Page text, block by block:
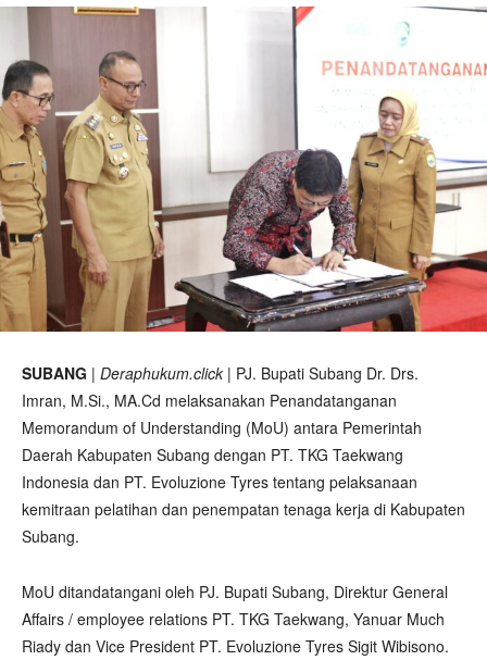
SUBANG | Deraphukum.click | PJ. Bupati Subang Dr. Drs.
Imran, M.Si., MA.Cd melaksanakan Penandatanganan
Memorandum of Understanding (MoU) antara Pemerintah
Daerah Kabupaten Subang dengan PT. TKG Taekwang
Indonesia dan PT. Evoluzione Tyres tentang pelaksanaan
kemitraan pelatihan dan penempatan tenaga kerja di Kabupaten
Subang.
MoU ditandatangani oleh PJ. Bupati Subang, Direktur General
Affairs / employee relations PT. TKG Taekwang, Yanuar Much
Riady dan Vice President PT. Evoluzione Tyres Sigit Wibisono.